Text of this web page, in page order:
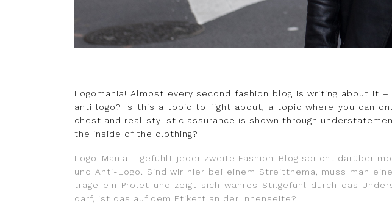
Logomania! Almost every second fashion blog is writing about it
anti logo? Is this a topic to fight about, a topic where you can
chest and real stylistic assurance is shown through
the inside of the clothing?
Logo-Mania – gefühlt jeder zweite Fashion-Blog spricht darüber
und Anti-Logo. Sind wir hier bei einem Streitthema, muss man
trage ein Prolet und zeigt sich wahres Stilgefühl durch das
darf, ist das auf dem Etikett an der Innenseite?